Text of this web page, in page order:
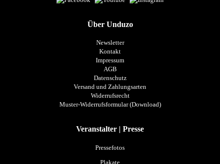
Über Unduzo
Newsletter
Kontakt
Impressum
AGB
Datenschutz
Versand und Zahlungsarten
Widerrufsrecht
Muster-Widerrufsformular (Download)
Veranstalter | Presse
Pressefotos